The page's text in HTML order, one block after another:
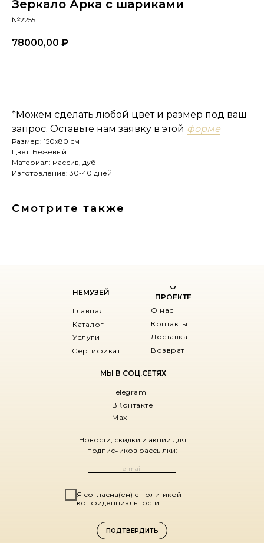
Зеркало Арка с шариками
№2255
78000,00 ₽
*Можем сделать любой цвет и размер под ваш
запрос. Оставьте нам заявку в этой форме
Размер: 150х80 см
Цвет: Бежевый
Материал: массив, дуб
Изготовление: 30-40 дней
Смотрите также
Я согласна(ен) с политикой
конфиденциальности
ПОДТВЕРДИТЬ
Новости, скидки и акции для
подписчиков рассылки:
Главная
Услуги Доставка
О нас
Контакты
Каталог
Возврат
НЕМУЗЕЙ
О
ПРОЕКТЕ
Сертификат
МЫ В СОЦ.СЕТЯХ
Telegram
ВКонтакте
Max